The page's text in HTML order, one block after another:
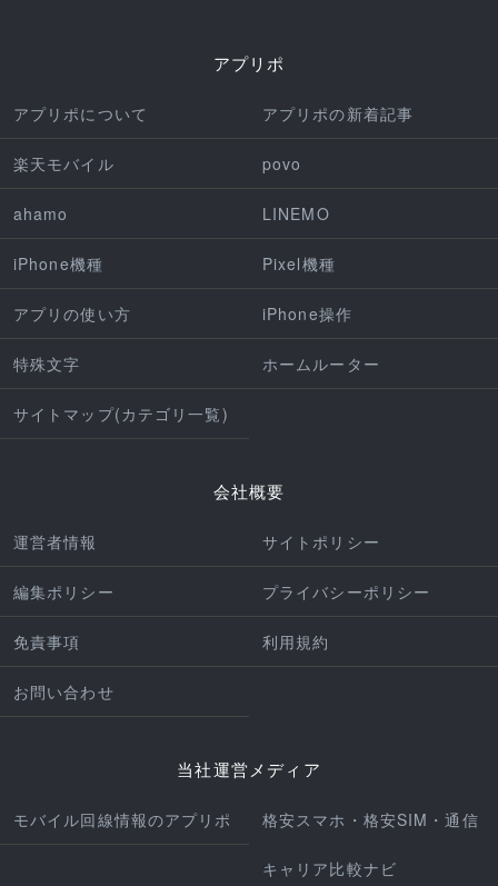
アプリポ
アプリポについて アプリポの新着記事
楽天モバイル povo
ahamo LINEMO
iPhone機種 Pixel機種
アプリの使い方 iPhone操作
特殊文字 ホームルーター
サイトマップ(カテゴリ一覧)
会社概要
運営者情報 サイトポリシー
編集ポリシー プライバシーポリシー
免責事項 利用規約
お問い合わせ
当社運営メディア
モバイル回線情報のアプリポ 格安スマホ・格安SIM・通信
キャリア比較ナビ